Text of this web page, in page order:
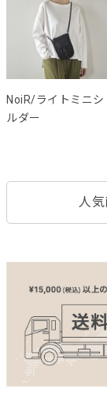
NoiR/ライトミニシ
ルダー
人